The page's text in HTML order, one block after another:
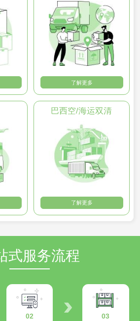
了解更多
巴西空/海运双清
了解更多
式服务流程
02
03